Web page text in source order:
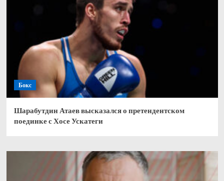
Бокс
Шарабутдин Атаев высказался о претендентском
поединке с Хосе Ускатеги